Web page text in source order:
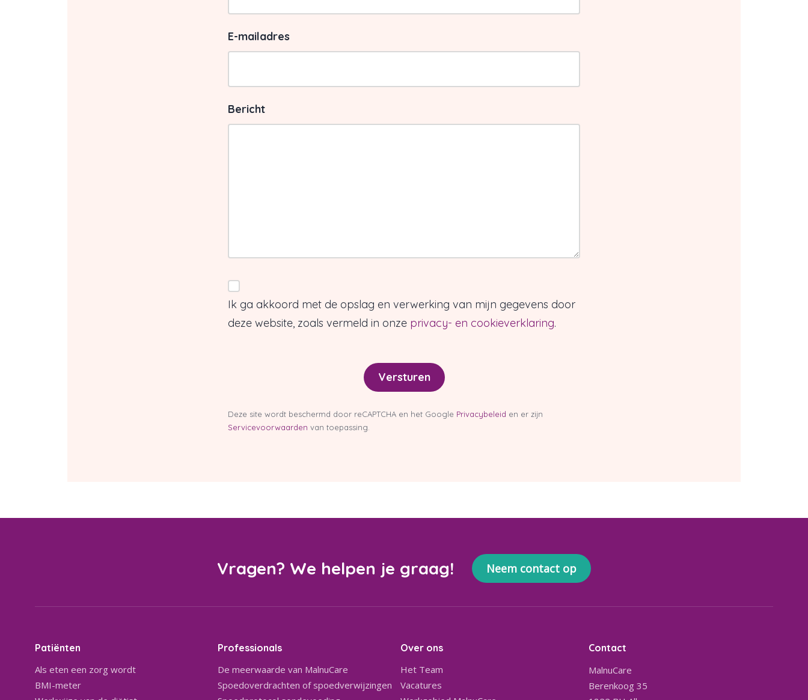
E-mailadres
Bericht
Ik ga akkoord met de opslag en verwerking van mijn gegevens door
deze website, zoals vermeld in onze privacy- en cookieverklaring.
Versturen
Deze site wordt beschermd door reCAPTCHA en het Google Privacybeleid en er zijn
Servicevoorwaarden van toepassing.
Vragen? We helpen je graag! Neem contact op
Patiënten
Als eten een zorg wordt
BMI-meter
Professionals
De meerwaarde van MalnuCare
Spoedoverdrachten of spoedverwijzingen
Over ons
Het Team
Vacatures
Contact
MalnuCare
Berenkoog 35